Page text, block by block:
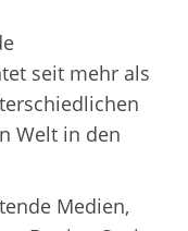
seit mehr als
Welt in den
Medien,